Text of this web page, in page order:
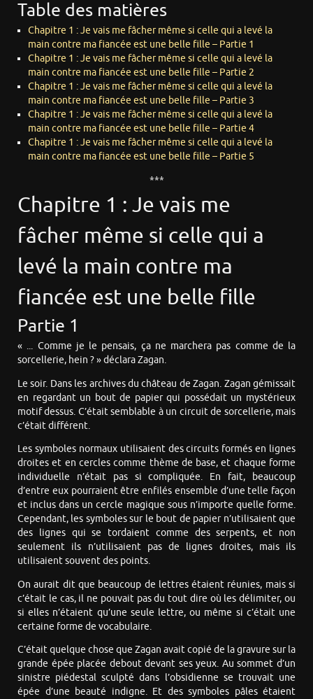
Table des matières
Chapitre 1 : Je vais me fâcher même si celle qui a levé la
main contre ma fiancée est une belle fille – Partie 1
Chapitre 1 : Je vais me fâcher même si celle qui a levé la
main contre ma fiancée est une belle fille – Partie 2
Chapitre 1 : Je vais me fâcher même si celle qui a levé la
main contre ma fiancée est une belle fille – Partie 3
Chapitre 1 : Je vais me fâcher même si celle qui a levé la
main contre ma fiancée est une belle fille – Partie 4
Chapitre 1 : Je vais me fâcher même si celle qui a levé la
main contre ma fiancée est une belle fille – Partie 5
***
Chapitre 1 : Je vais me
fâcher même si celle qui a
levé la main contre ma
fiancée est une belle fille
Partie 1
« ... Comme je le pensais, ça ne marchera pas comme de la
sorcellerie, hein ? » déclara Zagan.
Le soir. Dans les archives du château de Zagan. Zagan gémissait
en regardant un bout de papier qui possédait un mystérieux
motif dessus. C’était semblable à un circuit de sorcellerie, mais
c’était différent.
Les symboles normaux utilisaient des circuits formés en lignes
droites et en cercles comme thème de base, et chaque forme
individuelle n’était pas si compliquée. En fait, beaucoup
d’entre eux pourraient être enfilés ensemble d’une telle façon
et inclus dans un cercle magique sous n’importe quelle forme.
Cependant, les symboles sur le bout de papier n’utilisaient que
des lignes qui se tordaient comme des serpents, et non
seulement ils n’utilisaient pas de lignes droites, mais ils
utilisaient souvent des points.
On aurait dit que beaucoup de lettres étaient réunies, mais si
c’était le cas, il ne pouvait pas du tout dire où les délimiter, ou
si elles n’étaient qu’une seule lettre, ou même si c’était une
certaine forme de vocabulaire.
C’était quelque chose que Zagan avait copié de la gravure sur la
grande épée placée debout devant ses yeux. Au sommet d’un
sinistre piédestal sculpté dans l’obsidienne se trouvait une
épée d’une beauté indigne. Et des symboles pâles étaient